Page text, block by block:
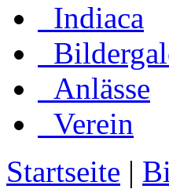
Indiaca
Anlässe
Verein
Startseite |